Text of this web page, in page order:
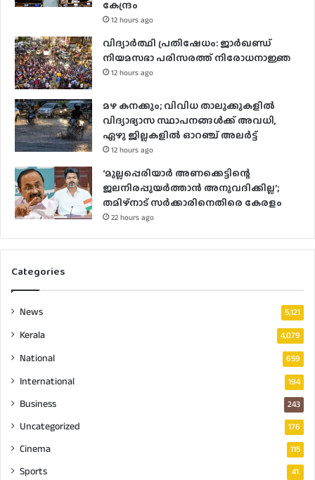
കേന്ദ്രം
12 hours ago
വിദ്യാർത്ഥി പ്രതിഷേധം: ജാർഖണ്ഡ്
നിയമസഭാ പരിസരത്ത് നിരോധനാജ്ഞ
12 hours ago
മഴ കനക്കും; വിവിധ താലൂക്കുകളില്‍
വിദ്യാഭ്യാസ സ്ഥാപനങ്ങള്‍ക്ക് അവധി,
ഏഴു ജില്ലകളില്‍ ഓറഞ്ച് അലർ‌ട്ട്
12 hours ago
‘മുല്ലപ്പെരിയാർ അണക്കെട്ടിന്റെ
ജലനിരപ്പുയർത്താൻ അനുവദിക്കില്ല’;
തമിഴ്‌നാട് സർക്കാരിനെതിരെ കേരളം
22 hours ago
Categories
News 5,121
Kerala 4,079
National 659
International 194
Business 243
Uncategorized 176
Cinema 115
Sports 41